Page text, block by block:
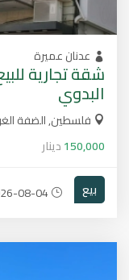
عدنان عميرة
شقة تجارية
البدوي
فلسطين, الضفة
150,000دينار
بيع